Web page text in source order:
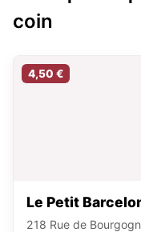
coin
4,50 €
Le Petit
218 Rue de